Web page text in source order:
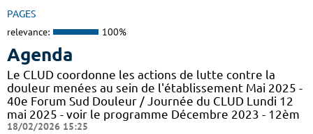
PAGES
relevance: 100%
Agenda
Le CLUD coordonne les actions de lutte contre la
douleur menées au sein de l'établissement Mai 2025 -
40e Forum Sud Douleur / Journée du CLUD Lundi 12
mai 2025 - voir le programme Décembre 2023 - 12èm
18/02/2026 15:25